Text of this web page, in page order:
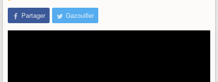
Partager Gazouiller